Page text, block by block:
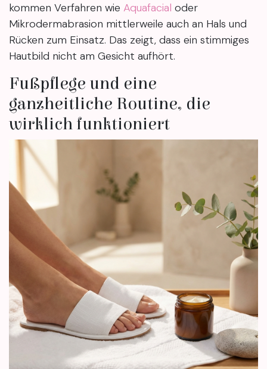
kommen Verfahren wie Aquafacial oder
Mikrodermabrasion mittlerweile auch an Hals und
Rücken zum Einsatz. Das zeigt, dass ein stimmiges
Hautbild nicht am Gesicht aufhört.
Fußpflege und eine
ganzheitliche Routine, die
wirklich funktioniert